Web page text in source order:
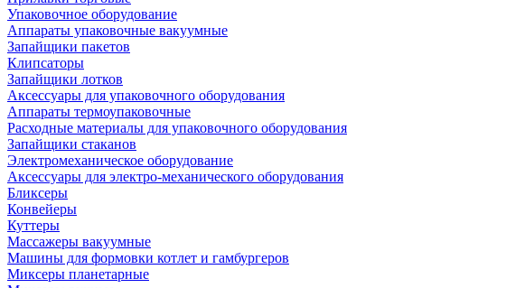
Упаковочное оборудование
Аппараты упаковочные вакуумные
Запайщики пакетов
Клипсаторы
Запайщики лотков
Аксессуары для упаковочного оборудования
Аппараты термоупаковочные
Расходные материалы для упаковочного оборудования
Запайщики стаканов
Электромеханическое оборудование
Аксессуары для электро-механического оборудования
Бликсеры
Конвейеры
Куттеры
Массажеры вакуумные
Машины для формовки котлет и гамбургеров
Миксеры планетарные